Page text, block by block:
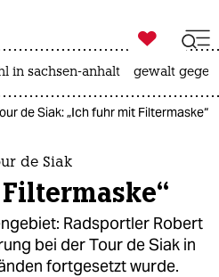
ich
ich

taz zahl ich
in sachsen-anhalt gewalt
de Siak: „Ich fuhr mit Filtermaske“
de Siak
Radsportler Robert
bei der Tour de Siak in
fortgesetzt wurde.